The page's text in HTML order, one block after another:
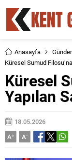
Anasayfa
Küresel Sumud
Küresel
Yapılan
18.05.2026
A+ A-